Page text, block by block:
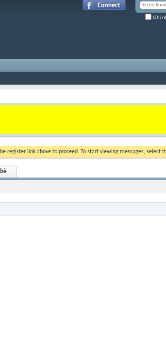
Ghi
register link above to proceed. To start viewing messages,